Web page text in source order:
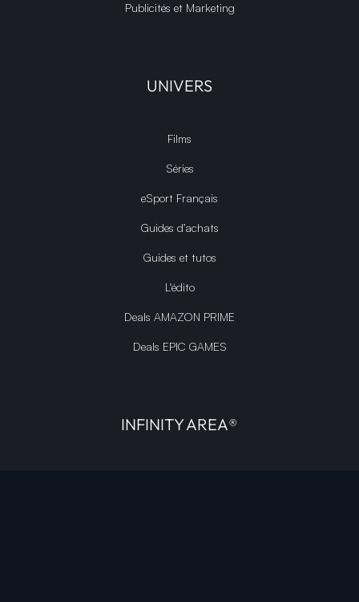
Publicités et Marketing
UNIVERS
Films
Séries
eSport Français
Guides d’achats
Guides et tutos
L'édito
Deals AMAZON PRIME
Deals EPIC GAMES
INFINITY AREA®